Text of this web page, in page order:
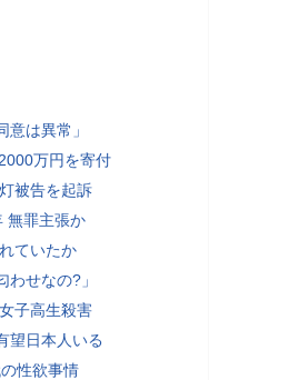
意は異常」
万円を寄付
被告を起訴
無罪主張か
ていたか
わせなの?」
子高生殺害
望日本人いる
性欲事情